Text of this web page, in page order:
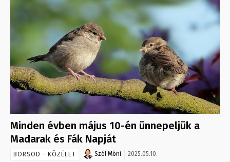
Minden évben május 10-én ünnepeljük a
Madarak és Fák Napját
BORSOD - KÖZÉLET Szél Móni 2025.05.10.